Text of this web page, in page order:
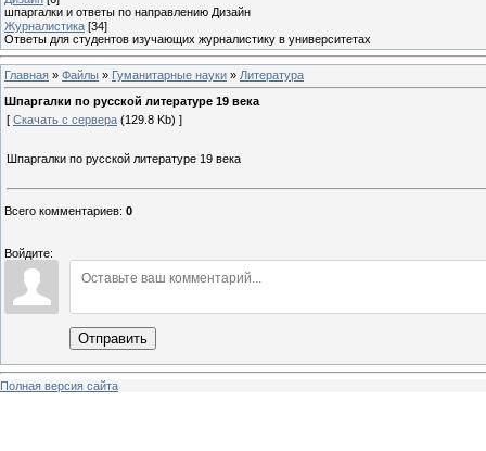
шпаргалки и ответы по направлению Дизайн
Журналистика [34]
Ответы для студентов изучающих журналистику в университетах
Главная » Файлы » Гуманитарные науки » Литература
Шпаргалки по русской литературе 19 века
[ Скачать с сервера (129.8 Kb) ]
Шпаргалки по русской литературе 19 века
Всего комментариев: 0
Войдите:
Отправить
Полная версия сайта